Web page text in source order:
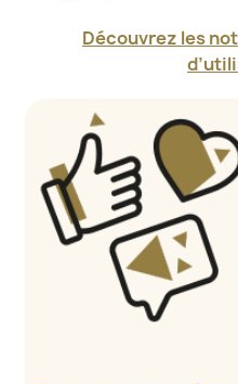
Découvrez les